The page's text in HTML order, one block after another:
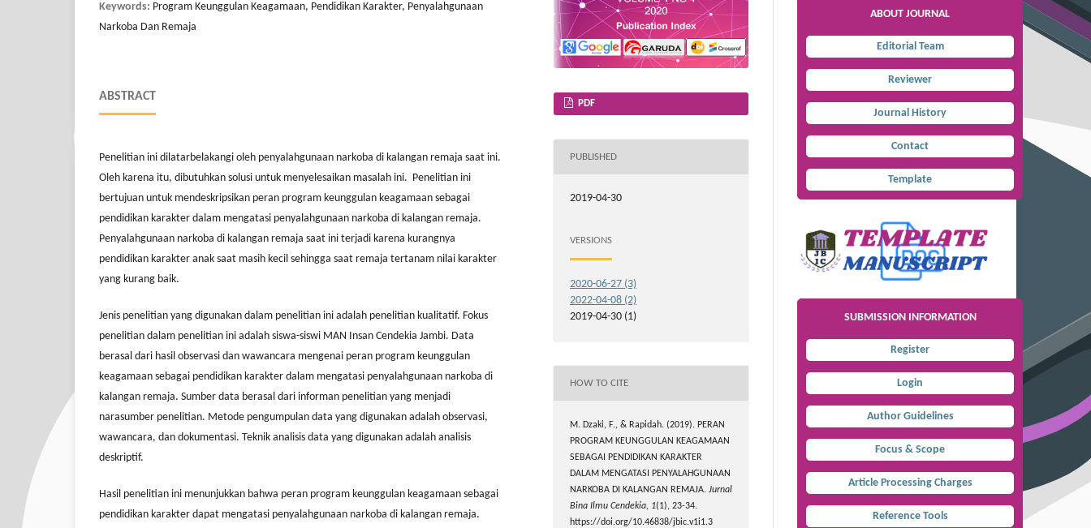
Keywords: Program Keunggulan Keagamaan, Pendidikan Karakter, Penyalahgunaan
Narkoba Dan Remaja
ABSTRACT
Penelitian ini dilatarbelakangi oleh penyalahgunaan narkoba di kalangan remaja saat ini.
Oleh karena itu, dibutuhkan solusi untuk menyelesaikan masalah ini. Penelitian ini
bertujuan untuk mendeskripsikan peran program keunggulan keagamaan sebagai
pendidikan karakter dalam mengatasi penyalahgunaan narkoba di kalangan remaja.
Penyalahgunaan narkoba di kalangan remaja saat ini terjadi karena kurangnya
pendidikan karakter anak saat masih kecil sehingga saat remaja tertanam nilai karakter
yang kurang baik.
Jenis penelitian yang digunakan dalam penelitian ini adalah penelitian kualitatif. Fokus
penelitian dalam penelitian ini adalah siswa-siswi MAN Insan Cendekia Jambi. Data
berasal dari hasil observasi dan wawancara mengenai peran program keunggulan
keagamaan sebagai pendidikan karakter dalam mengatasi penyalahgunaan narkoba di
kalangan remaja. Sumber data berasal dari informan penelitian yang menjadi
narasumber penelitian. Metode pengumpulan data yang digunakan adalah observasi,
wawancara, dan dokumentasi. Teknik analisis data yang digunakan adalah analisis
deskriptif.
Hasil penelitian ini menunjukkan bahwa peran program keunggulan keagamaan sebagai
pendidikan karakter dapat mengatasi penyalahgunaan narkoba di kalangan remaja.
PDF
PUBLISHED
2019-04-30
VERSIONS
2020-06-27 (3)
2022-04-08 (2)
2019-04-30 (1)
HOW TO CITE
M. Dzaki, F., & Rapidah. (2019). PERAN
PROGRAM KEUNGGULAN KEAGAMAAN
SEBAGAI PENDIDIKAN KARAKTER
DALAM MENGATASI PENYALAHGUNAAN
NARKOBA DI KALANGAN REMAJA. Jurnal
Bina Ilmu Cendekia, 1(1), 23-34.
https://doi.org/10.46838/jbic.v1i1.3
ABOUT JOURNAL
Editorial Team
Reviewer
Journal History
Contact
Template
SUBMISSION INFORMATION
Register
Login
Author Guidelines
Focus & Scope
Article Processing Charges
Reference Tools